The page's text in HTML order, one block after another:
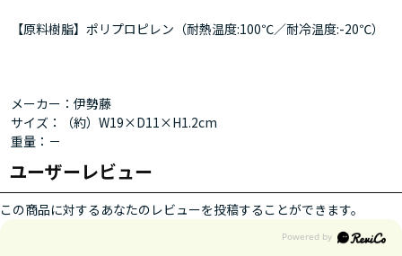
【原料樹脂】ポリプロピレン（耐熱温度:100℃／耐冷温度:-20℃）
メーカー：伊勢藤
サイズ：（約）W19×D11×H1.2cm
重量：－
ユーザーレビュー
この商品に対するあなたのレビューを投稿することができます。